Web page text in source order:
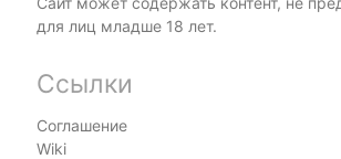
для лиц младше 18 лет.
Ссылки
Соглашение
Wiki